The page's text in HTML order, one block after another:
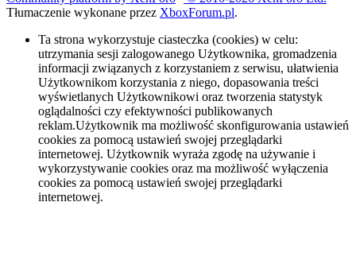
Tłumaczenie wykonane przez XboxForum.pl.
Ta strona wykorzystuje ciasteczka (cookies) w celu:
utrzymania sesji zalogowanego Użytkownika, gromadzenia
informacji związanych z korzystaniem z serwisu, ułatwienia
Użytkownikom korzystania z niego, dopasowania treści
wyświetlanych Użytkownikowi oraz tworzenia statystyk
oglądalności czy efektywności publikowanych
reklam.Użytkownik ma możliwość skonfigurowania ustawień
cookies za pomocą ustawień swojej przeglądarki
internetowej. Użytkownik wyraża zgodę na używanie i
wykorzystywanie cookies oraz ma możliwość wyłączenia
cookies za pomocą ustawień swojej przeglądarki
internetowej.